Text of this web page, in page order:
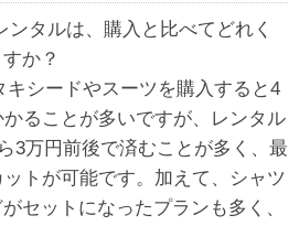
タルは、購入と比べてどれく
か？
シードやスーツを購入すると4
ることが多いですが、レンタル
3万円前後で済むことが多く、最
トが可能です。加えて、シャツ
セットになったプランも多く、